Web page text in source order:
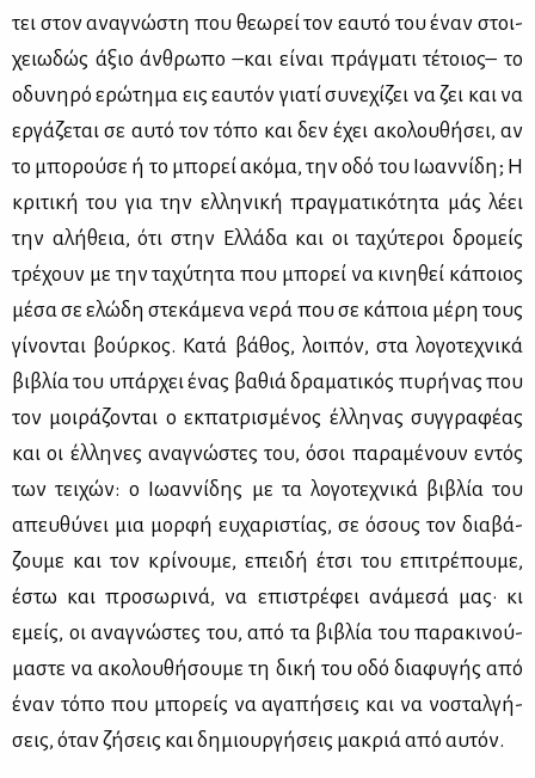
τει στον ανα­γνώ­στη που θε­ω­ρεί τον εαυ­τό του έναν στοι­
χειω­δώς άξιο άν­θρω­πο –και εί­ναι πράγ­μα­τι τέ­τοιος– το
οδυ­νη­ρό ερώ­τη­μα εις εαυ­τόν για­τί συ­νε­χί­ζει να ζει και να
ερ­γά­ζε­ται σε αυ­τό τον τό­πο και δεν έχει ακο­λου­θή­σει, αν
το μπο­ρού­σε ή το μπο­ρεί ακό­μα, την οδό του Ιω­αν­νί­δη; Η
κρι­τι­κή του για την ελ­λη­νι­κή πραγ­μα­τι­κό­τη­τα μάς λέ­ει
την αλή­θεια, ότι στην Ελ­λά­δα και οι τα­χύ­τε­ροι δρο­μείς
τρέ­χουν με την τα­χύ­τη­τα που μπο­ρεί να κι­νη­θεί κά­ποιος
μέ­σα σε ελώ­δη στε­κά­με­να νε­ρά που σε κά­ποια μέ­ρη τους
γί­νο­νται βούρ­κος. Κα­τά βά­θος, λοι­πόν, στα λο­γο­τε­χνι­κά
βι­βλία του υπάρ­χει ένας βα­θιά δρα­μα­τι­κός πυ­ρή­νας που
τον μοι­ρά­ζο­νται ο εκ­πα­τρι­σμέ­νος έλ­λη­νας συγ­γρα­φέ­ας
και οι έλ­λη­νες ανα­γνώ­στες του, όσοι πα­ρα­μέ­νουν εντός
των τει­χών: ο Ιω­αν­νί­δης με τα λο­γο­τε­χνι­κά βι­βλία του
απευ­θύ­νει μια μορ­φή ευ­χα­ρι­στί­ας, σε όσους τον δια­βά­
ζου­με και τον κρί­νου­με, επει­δή έτσι του επι­τρέ­που­με,
έστω και προ­σω­ρι­νά, να επι­στρέ­φει ανά­με­σά μας· κι
εμείς, οι ανα­γνώ­στες του, από τα βι­βλία του πα­ρα­κι­νού­
μα­στε να ακο­λου­θή­σου­με τη δι­κή του οδό δια­φυ­γής από
έναν τό­πο που μπο­ρείς να αγα­πή­σεις και να νο­σταλ­γή­
σεις, όταν ζή­σεις και δη­μιουρ­γή­σεις μα­κριά από αυ­τόν.